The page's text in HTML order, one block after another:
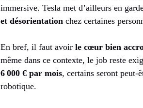
immersive. Tesla met d’ailleurs en
et désorientation chez certaines
En bref, il faut avoir le cœur bien
même dans ce contexte, le job reste
6 000 € par mois, certains seront peut-
robotique.